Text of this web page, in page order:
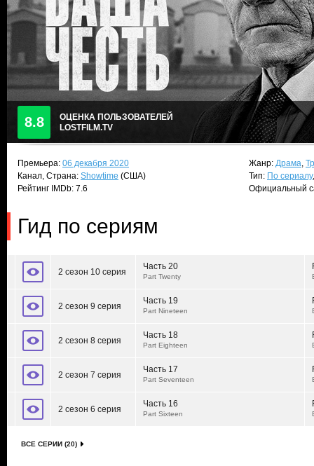
8.8
ОЦЕНКА ПОЛЬЗОВАТЕЛЕЙ
LOSTFILM.TV
Премьера: 06 декабря 2020
Канал, Страна: Showtime (США)
Рейтинг IMDb: 7.6
Жанр: Драма,
Тип: По сериалу
Официальный
Гид по сериям
2 сезон 10 серия
Часть 20
Part Twenty
2 сезон 9 серия
Часть 19
Part Nineteen
2 сезон 8 серия
Часть 18
Part Eighteen
2 сезон 7 серия
Часть 17
Part Seventeen
2 сезон 6 серия
Часть 16
Part Sixteen
ВСЕ СЕРИИ (20)